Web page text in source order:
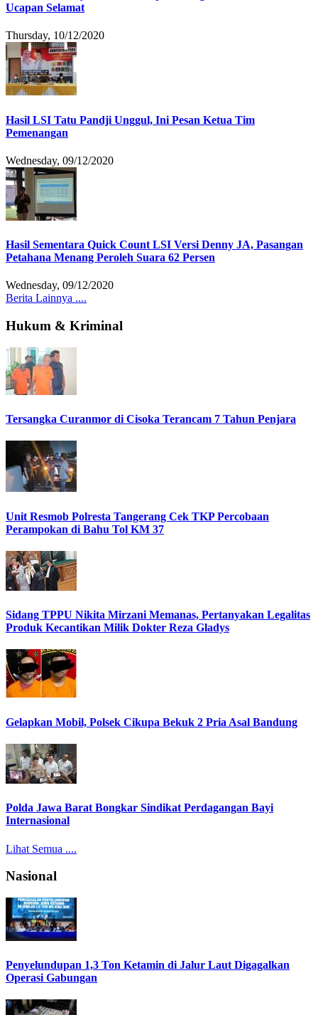
Ucapan Selamat
Thursday, 10/12/2020
Hasil LSI Tatu Pandji Unggul, Ini Pesan Ketua Tim
Pemenangan
Wednesday, 09/12/2020
Hasil Sementara Quick Count LSI Versi Denny JA, Pasangan
Petahana Menang Peroleh Suara 62 Persen
Wednesday, 09/12/2020
Berita Lainnya ....
Hukum & Kriminal
Tersangka Curanmor di Cisoka Terancam 7 Tahun Penjara
Unit Resmob Polresta Tangerang Cek TKP Percobaan
Perampokan di Bahu Tol KM 37
Sidang TPPU Nikita Mirzani Memanas, Pertanyakan Legalitas
Produk Kecantikan Milik Dokter Reza Gladys
Gelapkan Mobil, Polsek Cikupa Bekuk 2 Pria Asal Bandung
Polda Jawa Barat Bongkar Sindikat Perdagangan Bayi
Internasional
Lihat Semua ....
Nasional
Penyelundupan 1,3 Ton Ketamin di Jalur Laut Digagalkan
Operasi Gabungan